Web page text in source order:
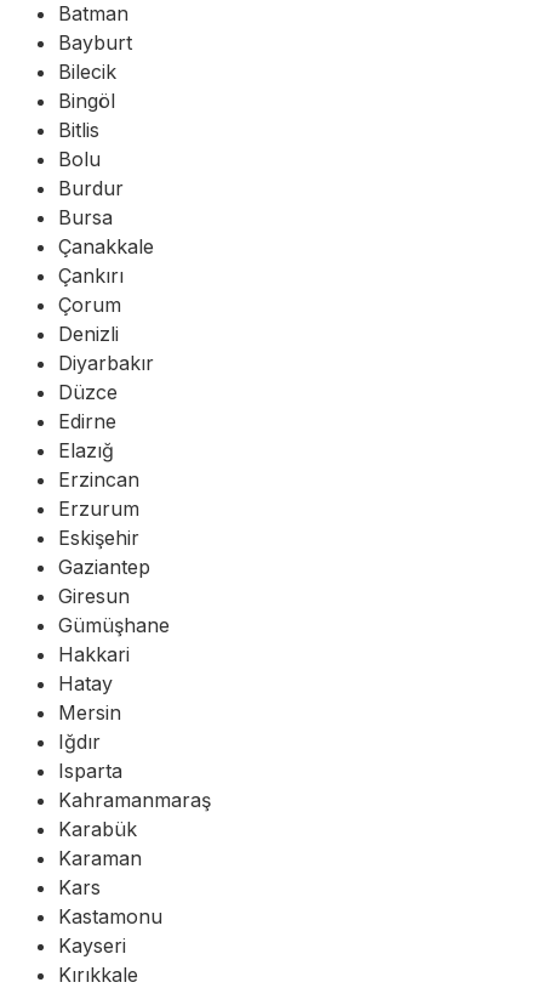
Batman
Bayburt
Bilecik
Bingöl
Bitlis
Bolu
Burdur
Bursa
Çanakkale
Çankırı
Çorum
Denizli
Diyarbakır
Düzce
Edirne
Elazığ
Erzincan
Erzurum
Eskişehir
Gaziantep
Giresun
Gümüşhane
Hakkari
Hatay
Mersin
Iğdır
Isparta
Kahramanmaraş
Karabük
Karaman
Kars
Kastamonu
Kayseri
Kırıkkale